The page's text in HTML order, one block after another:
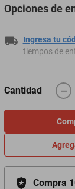
Opciones de
Ingresa tu
tiempos de
Cantidad －
Compra